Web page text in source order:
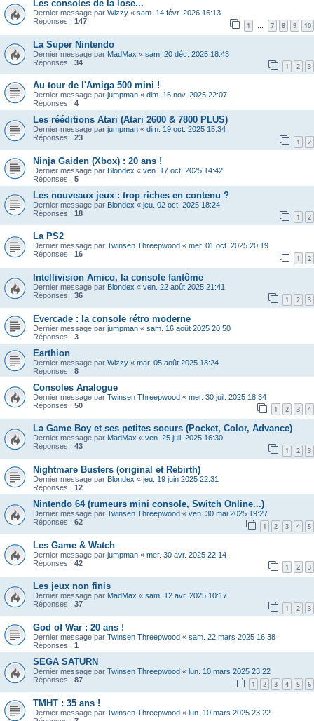
Les consoles de la lose...
Dernier message par Wizzy « sam. 14 févr. 2026 16:13
Réponses : 147 1 7 8 9 10
La Super Nintendo
Dernier message par MadMax « sam. 20 déc. 2025 18:43
Réponses : 34 1 2 3
Au tour de l'Amiga 500 mini !
Dernier message par jumpman « dim. 16 nov. 2025 22:07
Réponses : 4
Les rééditions Atari (Atari 2600 & 7800 PLUS)
Dernier message par jumpman « dim. 19 oct. 2025 15:34
Réponses : 23 1 2
Ninja Gaiden (Xbox) : 20 ans !
Dernier message par Blondex « ven. 17 oct. 2025 14:42
Réponses : 5
Les nouveaux jeux : trop riches en contenu ?
Dernier message par Blondex « jeu. 02 oct. 2025 18:24
Réponses : 18 1 2
La PS2
Dernier message par Twinsen Threepwood « mer. 01 oct. 2025 20:19
Réponses : 16 1 2
Intellivision Amico, la console fantôme
Dernier message par Blondex « ven. 22 août 2025 21:41
Réponses : 36 1 2 3
Evercade : la console rétro moderne
Dernier message par jumpman « sam. 16 août 2025 20:50
Réponses : 3
Earthion
Dernier message par Wizzy « mar. 05 août 2025 18:24
Réponses : 8
Consoles Analogue
Dernier message par Twinsen Threepwood « mer. 30 juil. 2025 18:34
Réponses : 50 1 2 3 4
La Game Boy et ses petites soeurs (Pocket, Color, Advance)
Dernier message par MadMax « ven. 25 juil. 2025 16:30
Réponses : 43 1 2 3
Nightmare Busters (original et Rebirth)
Dernier message par Blondex « jeu. 19 juin 2025 22:31
Réponses : 12
Nintendo 64 (rumeurs mini console, Switch Online...)
Dernier message par Twinsen Threepwood « ven. 30 mai 2025 19:27
Réponses : 62 1 2 3 4 5
Les Game & Watch
Dernier message par jumpman « mer. 30 avr. 2025 22:14
Réponses : 42 1 2 3
Les jeux non finis
Dernier message par MadMax « sam. 12 avr. 2025 10:17
Réponses : 37 1 2 3
God of War : 20 ans !
Dernier message par Twinsen Threepwood « sam. 22 mars 2025 16:38
Réponses : 1
SEGA SATURN
Dernier message par Twinsen Threepwood « lun. 10 mars 2025 23:22
Réponses : 87 1 2 3 4 5 6
TMHT : 35 ans !
Dernier message par Twinsen Threepwood « lun. 10 mars 2025 23:22